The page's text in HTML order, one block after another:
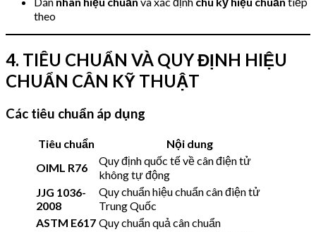
theo
4. TIÊU CHUẨN VÀ QUY ĐỊNH HIỆU
CHUẨN CÂN KỸ THUẬT
Các tiêu chuẩn áp dụng
Tiêu chuẩn
Nội dung
OIML R76
Quy định quốc tế về cân điện tử
không tự động
JJG 1036-
2008
Quy chuẩn hiệu chuẩn cân điện tử
Trung Quốc
ASTM E617 Quy chuẩn quả cân chuẩn